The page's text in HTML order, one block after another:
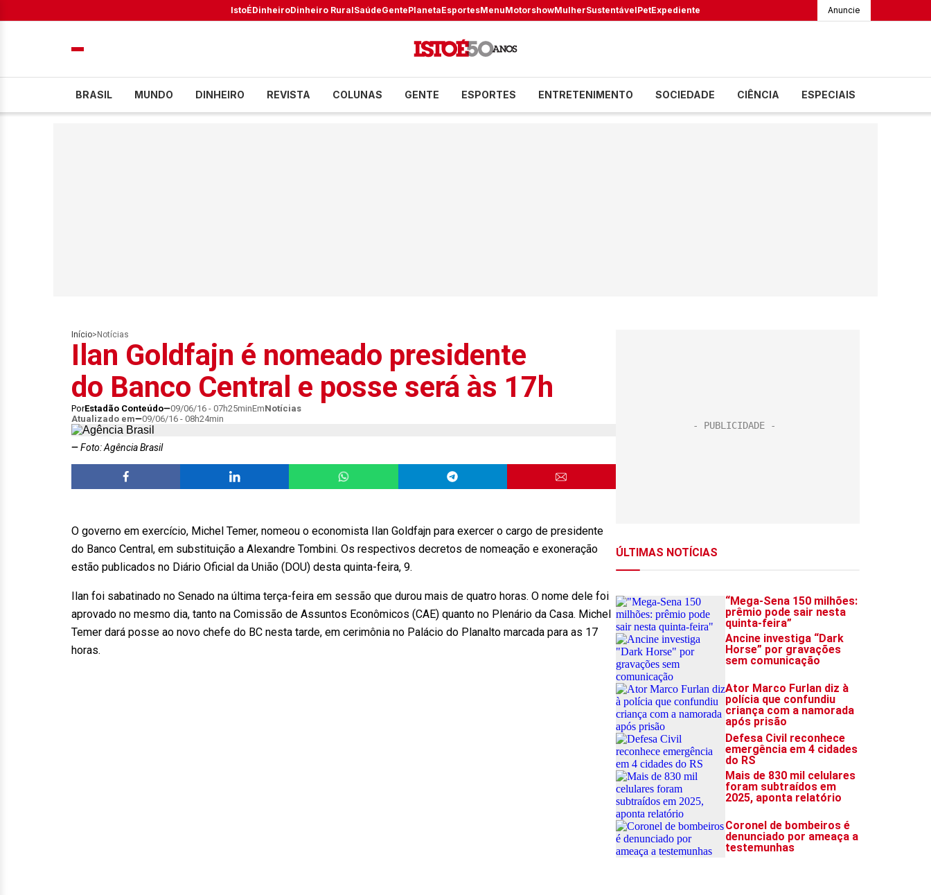
IstoÉDinheiroDinheiro RuralSaúdeGentePlanetaEsportesMenuMotorshowMulherSustentávelPetExpediente Anuncie
BRASIL MUNDO DINHEIRO REVISTA COLUNAS GENTE ESPORTES ENTRETENIMENTO SOCIEDADE CIÊNCIA ESPECIAIS
Início> Notícias
Ilan Goldfajn é nomeado presidente
do Banco Central e posse será às 17h
PorEstadão Conteúdo 09/06/16 - 07h25minEmNotícias
Atualizado em
09/06/16 - 08h24min
Foto: Agência Brasil
O governo em exercício, Michel Temer, nomeou o economista Ilan Goldfajn para exercer o cargo de presidente
do Banco Central, em substituição a Alexandre Tombini. Os respectivos decretos de nomeação e exoneração
estão publicados no Diário Oficial da União (DOU) desta quinta-feira, 9.
Ilan foi sabatinado no Senado na última terça-feira em sessão que durou mais de quatro horas. O nome dele foi
aprovado no mesmo dia, tanto na Comissão de Assuntos Econômicos (CAE) quanto no Plenário da Casa. Michel
Temer dará posse ao novo chefe do BC nesta tarde, em cerimônia no Palácio do Planalto marcada para as 17
horas.